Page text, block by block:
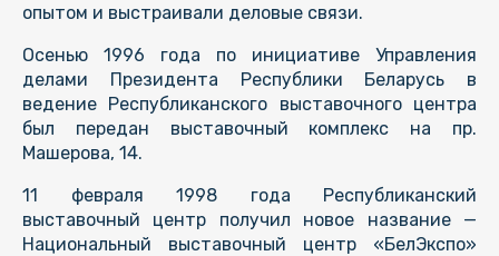
опытом и выстраивали деловые связи.
Осенью 1996 года по инициативе Управления
делами Президента Республики Беларусь в
ведение Республиканского выставочного центра
был передан выставочный комплекс на пр.
Машерова, 14.
11 февраля 1998 года Республиканский
выставочный центр получил новое название —
Национальный выставочный центр «БелЭкспо»